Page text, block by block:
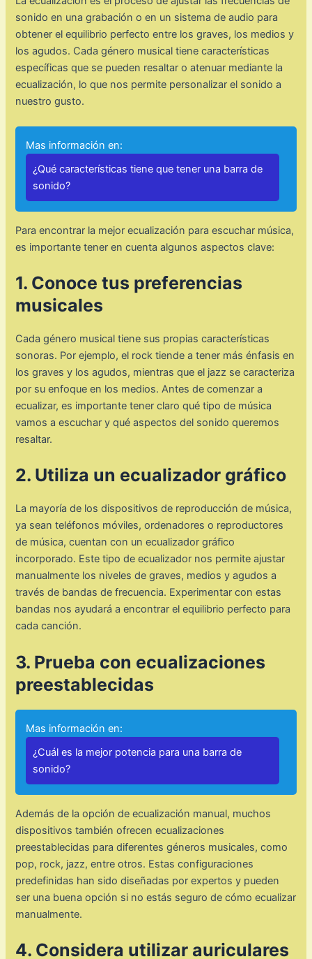
sonido en una grabación o en un sistema de audio para
obtener el equilibrio perfecto entre los graves, los medios y
los agudos. Cada género musical tiene características
específicas que se pueden resaltar o atenuar mediante la
ecualización, lo que nos permite personalizar el sonido a
nuestro gusto.
Mas información en:
¿Qué características tiene que tener una barra de
sonido?
Para encontrar la mejor ecualización para escuchar música,
es importante tener en cuenta algunos aspectos clave:
1. Conoce tus preferencias
musicales
Cada género musical tiene sus propias características
sonoras. Por ejemplo, el rock tiende a tener más énfasis en
los graves y los agudos, mientras que el jazz se caracteriza
por su enfoque en los medios. Antes de comenzar a
ecualizar, es importante tener claro qué tipo de música
vamos a escuchar y qué aspectos del sonido queremos
resaltar.
2. Utiliza un ecualizador gráfico
La mayoría de los dispositivos de reproducción de música,
ya sean teléfonos móviles, ordenadores o reproductores
de música, cuentan con un ecualizador gráfico
incorporado. Este tipo de ecualizador nos permite ajustar
manualmente los niveles de graves, medios y agudos a
través de bandas de frecuencia. Experimentar con estas
bandas nos ayudará a encontrar el equilibrio perfecto para
cada canción.
3. Prueba con ecualizaciones
preestablecidas
Mas información en:
¿Cuál es la mejor potencia para una barra de
sonido?
Además de la opción de ecualización manual, muchos
dispositivos también ofrecen ecualizaciones
preestablecidas para diferentes géneros musicales, como
pop, rock, jazz, entre otros. Estas configuraciones
predefinidas han sido diseñadas por expertos y pueden
ser una buena opción si no estás seguro de cómo ecualizar
manualmente.
4. Considera utilizar auriculares